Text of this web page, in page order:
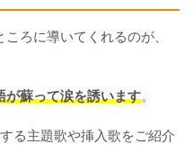
ろに導いてくれるのが、
が蘇って涙を誘います。
る主題歌や挿入歌をご紹介